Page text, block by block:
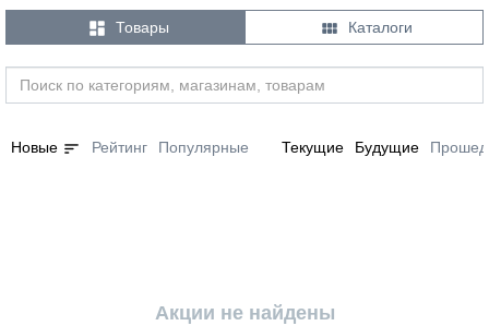
 Товары  Каталоги
Новые sort Рейтинг Популярные Текущие Будущие
Акции не найдены